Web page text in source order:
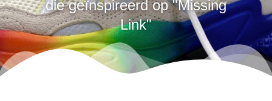
die geïnspireerd op "Missing
Link"